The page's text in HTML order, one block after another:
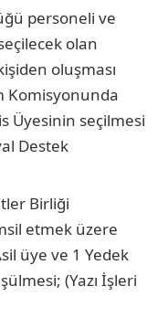
personeli ve
olan
oluşması
Komisyonunda
Üyesinin seçilmesi
Destek
Birliği
etmek üzere
üye ve 1 Yedek
(Yazı İşleri